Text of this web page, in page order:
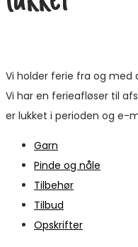
Vi holder ferie fra og med
Vi har en ferieafløser til
er lukket i perioden og e-
Garn
Pinde og nåle
Tilbehør
Tilbud
Opskrifter